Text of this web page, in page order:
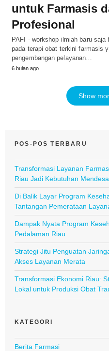
untuk Farmasis
Profesional
PAFI - workshop ilmiah baru saja
pada terapi obat terkini farmasis
pengembangan pelayanan…
6 bulan ago
Show
POS-POS TERBARU
Transformasi Layanan
Riau Jadi Kebutuhan
Di Balik Layar Program
Tantangan Pemerataan
Dampak Nyata Program
Pedalaman Riau
Strategi Jitu Penguatan
Akses Layanan Merata
Transformasi Ekonomi Riau:
Lokal untuk Produksi Obat
KATEGORI
Berita Farmasi